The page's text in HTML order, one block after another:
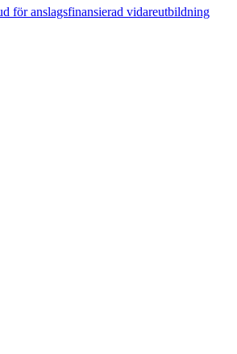
för anslagsfinansierad vidareutbildning